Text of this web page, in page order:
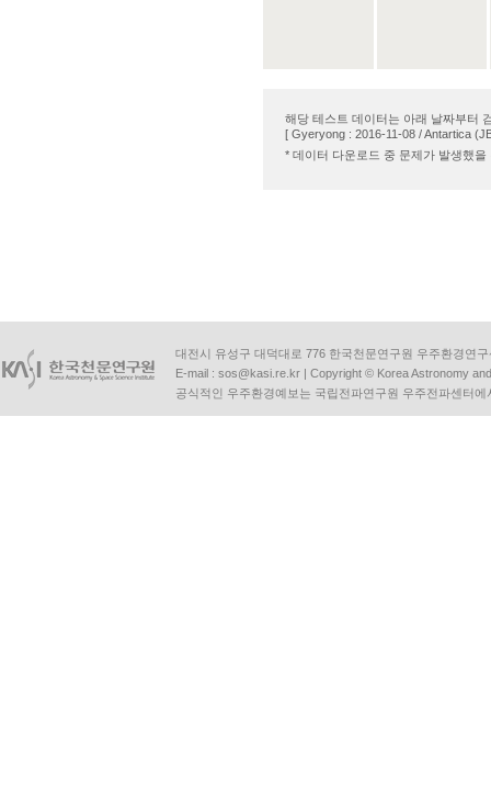
해당 테스트 데이터는 아래 날짜부터
[ Gyeryong : 2016-11-08 / Antartica
* 데이터 다운로드 중 문제가 발생했
대전시 유성구 대덕대로 776 한국천문연구원 우주환경연
E-mail : sos@kasi.re.kr | Copyright © Korea Astronomy
공식적인 우주환경예보는 국립전파연구원 우주전파센터에